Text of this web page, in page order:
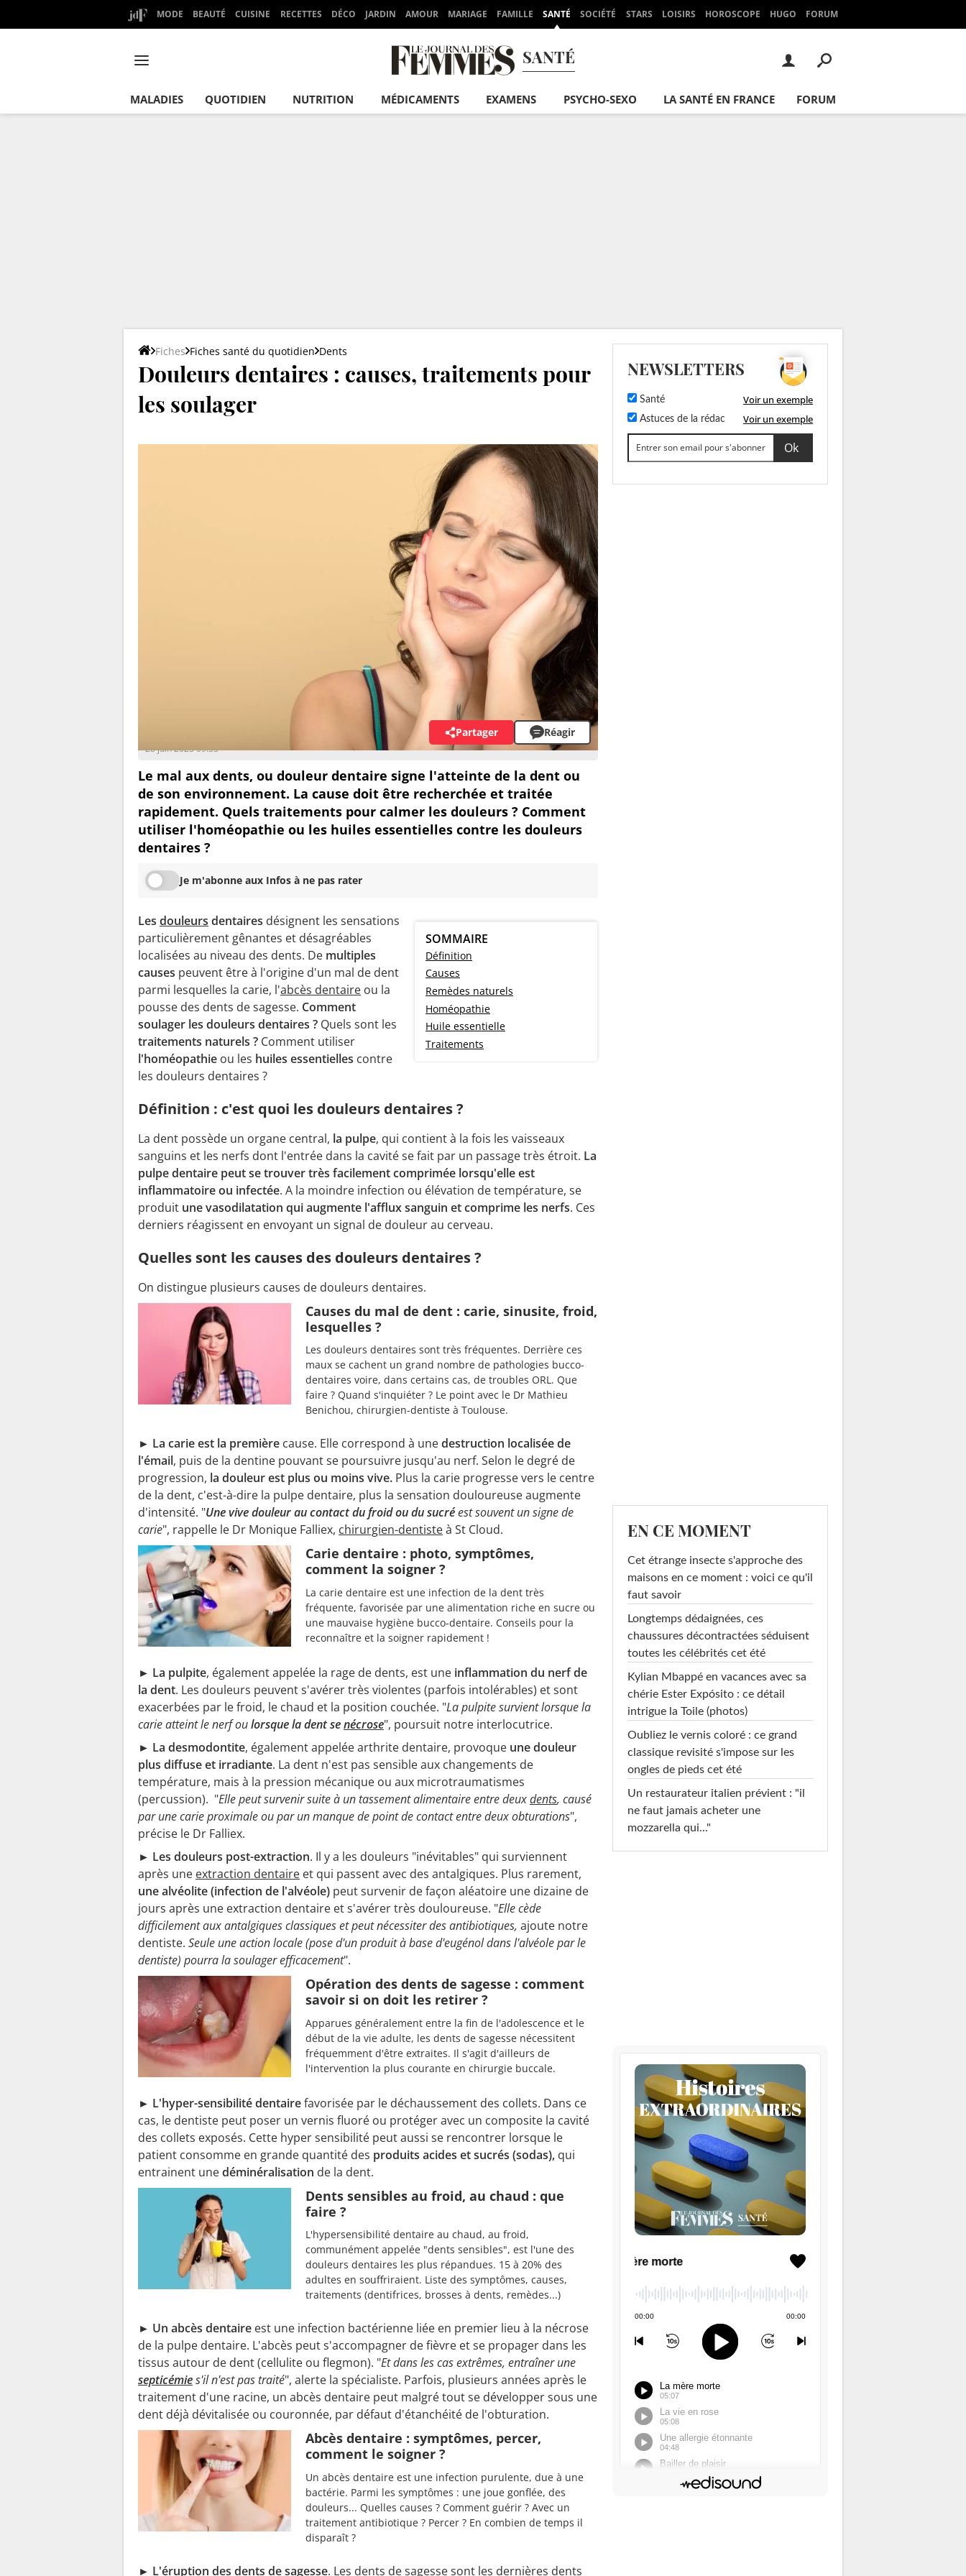
MODE BEAUTÉ CUISINE RECETTES DÉCO JARDIN AMOUR MARIAGE FAMILLE SANTÉ SOCIÉTÉ STARS LOISIRS HOROSCOPE HUGO FORUM
SANTÉ
MALADIES QUOTIDIEN NUTRITION MÉDICAMENTS EXAMENS PSYCHO-SEXO LA SANTÉ EN FRANCE FORUM
Fiches Fiches santé du quotidien Dents
Douleurs dentaires : causes, traitements pour
les soulager
28 juin 2023 09:53
Partager Réagir
Le mal aux dents, ou douleur dentaire signe l'atteinte de la dent ou
de son environnement. La cause doit être recherchée et traitée
rapidement. Quels traitements pour calmer les douleurs ? Comment
utiliser l'homéopathie ou les huiles essentielles contre les douleurs
dentaires ?
Je m'abonne aux Infos à ne pas rater
SOMMAIRE
Définition
Causes
Remèdes naturels
Homéopathie
Huile essentielle
Traitements
Les douleurs dentaires désignent les sensations
particulièrement gênantes et désagréables
localisées au niveau des dents. De multiples
causes peuvent être à l'origine d'un mal de dent
parmi lesquelles la carie, l'abcès dentaire ou la
pousse des dents de sagesse. Comment
soulager les douleurs dentaires ? Quels sont les
traitements naturels ? Comment utiliser
l'homéopathie ou les huiles essentielles contre
les douleurs dentaires ?
Définition : c'est quoi les douleurs dentaires ?
La dent possède un organe central, la pulpe, qui contient à la fois les vaisseaux
sanguins et les nerfs dont l'entrée dans la cavité se fait par un passage très étroit. La
pulpe dentaire peut se trouver très facilement comprimée lorsqu'elle est
inflammatoire ou infectée. A la moindre infection ou élévation de température, se
produit une vasodilatation qui augmente l'afflux sanguin et comprime les nerfs. Ces
derniers réagissent en envoyant un signal de douleur au cerveau.
Quelles sont les causes des douleurs dentaires ?
On distingue plusieurs causes de douleurs dentaires.
Causes du mal de dent : carie, sinusite, froid,
lesquelles ?
Les douleurs dentaires sont très fréquentes. Derrière ces
maux se cachent un grand nombre de pathologies bucco-
dentaires voire, dans certains cas, de troubles ORL. Que
faire ? Quand s'inquiéter ? Le point avec le Dr Mathieu
Benichou, chirurgien-dentiste à Toulouse.
► La carie est la première cause. Elle correspond à unedestruction localisée de
l'émail, puis de la dentine pouvant se poursuivre jusqu'au nerf. Selon le degré de
progression, la douleur est plus ou moins vive. Plus la carie progresse vers le centre
de la dent, c'est-à-dire la pulpe dentaire, plus la sensation douloureuse augmente
d'intensité. "Une vive douleur au contact du froid ou du sucréest souvent un signe de
carie", rappelle le Dr Monique Falliex, chirurgien-dentisteà St Cloud.
Carie dentaire : photo, symptômes,
comment la soigner ?
La carie dentaire est une infection de la dent très
fréquente, favorisée par une alimentation riche en sucre ou
une mauvaise hygiène bucco-dentaire. Conseils pour la
reconnaître et la soigner rapidement !
► La pulpite, également appelée la rage de dents, est une inflammation du nerf de
la dent. Les douleurs peuvent s'avérer très violentes (parfois intolérables) et sont
exacerbées par le froid, le chaud et la position couchée. "La pulpite survient lorsque la
carie atteint le nerf oulorsque la dent senécrose", poursuit notre interlocutrice.
► La desmodontite, également appelée arthrite dentaire, provoque une douleur
plus diffuse et irradiante. La dent n'est pas sensible aux changements de
température, mais à la pression mécanique ou aux microtraumatismes
(percussion). "Elle peut survenir suite à un tassement alimentaire entre deuxdents, causé
par une carie proximale ou par un manque de point de contact entre deux obturations",
précise le Dr Falliex.
► Les douleurs post-extraction. Il y a les douleurs "inévitables" qui surviennent
après une extraction dentaire et qui passent avec des antalgiques. Plus rarement,
une alvéolite (infection de l'alvéole) peut survenir de façon aléatoire une dizaine de
jours après une extraction dentaire et s'avérer très douloureuse. "Elle cède
difficilement aux antalgiques classiques et peut nécessiter des antibiotiques, ajoute notre
dentiste. Seule une action locale (pose d'un produit à base d'eugénol dans l'alvéole par le
dentiste) pourra la soulager efficacement".
Opération des dents de sagesse : comment
savoir si on doit les retirer ?
Apparues généralement entre la fin de l'adolescence et le
début de la vie adulte, les dents de sagesse nécessitent
fréquemment d'être extraites. Il s'agit d'ailleurs de
l'intervention la plus courante en chirurgie buccale.
► L'hyper-sensibilité dentairefavorisée par le déchaussement des collets. Dans ce
cas, le dentiste peut poser un vernis fluoré ou protéger avec un composite la cavité
des collets exposés. Cette hyper sensibilité peut aussi se rencontrer lorsque le
patient consomme en grande quantité des produits acides et sucrés (sodas), qui
entrainent unedéminéralisation de la dent.
Dents sensibles au froid, au chaud : que
faire ?
L'hypersensibilité dentaire au chaud, au froid,
communément appelée "dents sensibles", est l'une des
douleurs dentaires les plus répandues. 15 à 20% des
adultes en souffriraient. Liste des symptômes, causes,
traitements (dentifrices, brosses à dents, remèdes...)
► Un abcès dentaire est une infection bactérienne liée en premier lieu à la nécrose
de la pulpe dentaire. L'abcès peut s'accompagner de fièvre et se propager dans les
tissus autour de dent (cellulite ou flegmon). "Et dans les cas extrêmes, entraîner une
septicémies'il n'est pas traité", alerte la spécialiste. Parfois, plusieurs années après le
traitement d'une racine, un abcès dentaire peut malgré tout se développer sous une
dent déjà dévitalisée ou couronnée, par défaut d'étanchéité de l'obturation.
Abcès dentaire : symptômes, percer,
comment le soigner ?
Un abcès dentaire est une infection purulente, due à une
bactérie. Parmi les symptômes : une joue gonflée, des
douleurs... Quelles causes ? Comment guérir ? Avec un
traitement antibiotique ? Percer ? En combien de temps il
disparaît ?
► L'éruption des dents de sagesse. Les dents de sagesse sont les dernières dents
NEWSLETTERS
Santé Voir un exemple
Astuces de la rédac Voir un exemple
EN CE MOMENT
Cet étrange insecte s'approche des
maisons en ce moment : voici ce qu'il
faut savoir
Longtemps dédaignées, ces
chaussures décontractées séduisent
toutes les célébrités cet été
Kylian Mbappé en vacances avec sa
chérie Ester Expósito : ce détail
intrigue la Toile (photos)
Oubliez le vernis coloré : ce grand
classique revisité s'impose sur les
ongles de pieds cet été
Un restaurateur italien prévient : "il
ne faut jamais acheter une
mozzarella qui..."